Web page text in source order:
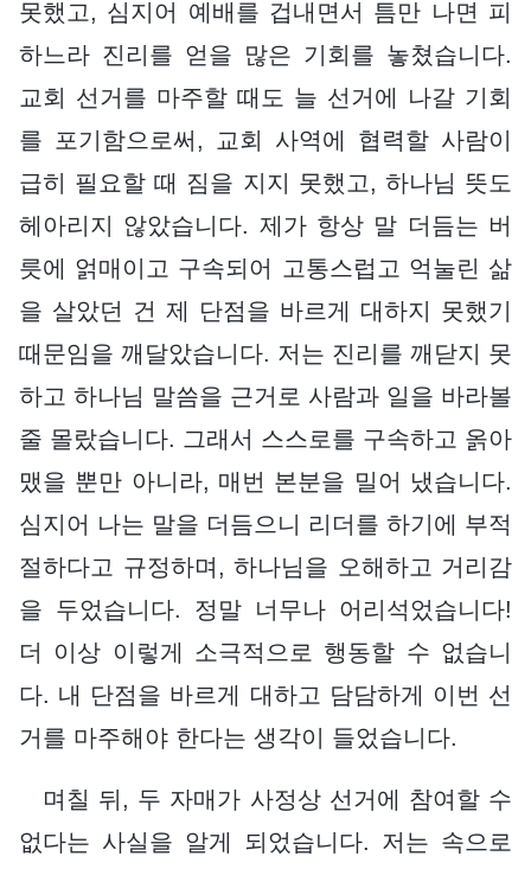
못했고, 심지어 예배를 겁내면서 틈만 나면 피
하느라 진리를 얻을 많은 기회를 놓쳤습니다.
교회 선거를 마주할 때도 늘 선거에 나갈 기회
를 포기함으로써, 교회 사역에 협력할 사람이
급히 필요할 때 짐을 지지 못했고, 하나님 뜻도
헤아리지 않았습니다. 제가 항상 말 더듬는 버
릇에 얽매이고 구속되어 고통스럽고 억눌린 삶
을 살았던 건 제 단점을 바르게 대하지 못했기
때문임을 깨달았습니다. 저는 진리를 깨닫지 못
하고 하나님 말씀을 근거로 사람과 일을 바라볼
줄 몰랐습니다. 그래서 스스로를 구속하고 옭아
맸을 뿐만 아니라, 매번 본분을 밀어 냈습니다.
심지어 나는 말을 더듬으니 리더를 하기에 부적
절하다고 규정하며, 하나님을 오해하고 거리감
을 두었습니다. 정말 너무나 어리석었습니다!
더 이상 이렇게 소극적으로 행동할 수 없습니
다. 내 단점을 바르게 대하고 담담하게 이번 선
거를 마주해야 한다는 생각이 들었습니다.
며칠 뒤, 두 자매가 사정상 선거에 참여할 수
없다는 사실을 알게 되었습니다. 저는 속으로